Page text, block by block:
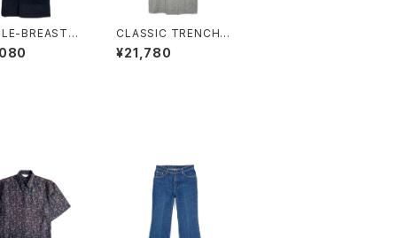
BREASTED
CLASSIC TRENCH C
OAT
¥21,780